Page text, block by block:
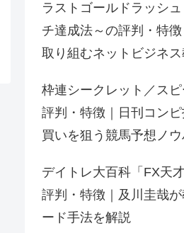
ラストゴールドラッシ
チ達成法～の評判・特
取り組むネットビジネ
枠連シークレット／ス
評判・特徴｜日刊コン
買いを狙う競馬予想ノ
デイトレ大百科「FX天
評判・特徴｜及川圭哉
ード手法を解説